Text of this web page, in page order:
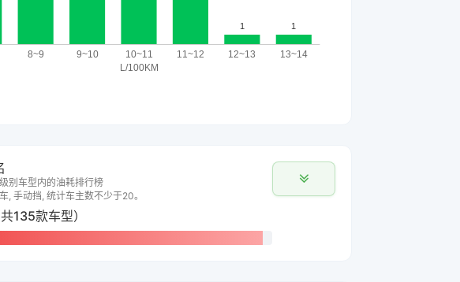
别车型内的油耗排行榜
, 手动挡, 统计车主数不少于20。
135款车型）